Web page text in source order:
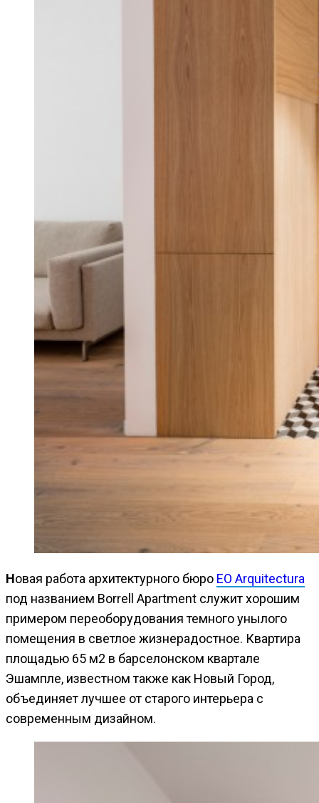
Новая работа архитектурного бюро EO Arquitectura
под названием Borrell Apartment служит хорошим
примером переоборудования темного унылого
помещения в светлое жизнерадостное. Квартира
площадью 65 м2 в барселонском квартале
Эшампле, известном также как Новый Город,
объединяет лучшее от старого интерьера с
современным дизайном.